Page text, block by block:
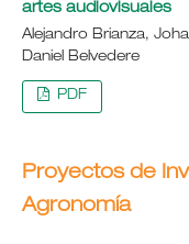
artes audiovisuales
Alejandro Brianza,
Daniel Belvedere
PDF
Proyectos de
Agronomía